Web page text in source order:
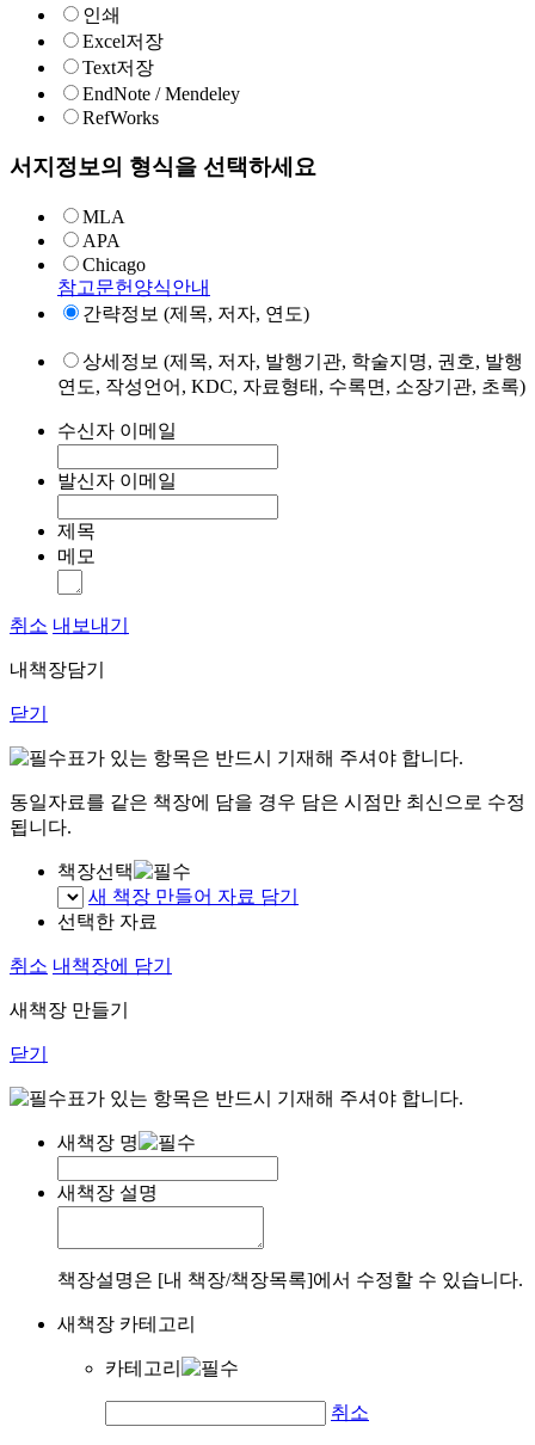
인쇄
Excel저장
Text저장
EndNote / Mendeley
RefWorks
서지정보의 형식을 선택하세요
MLA
APA
Chicago
참고문헌양식안내
간략정보 (제목, 저자, 연도)
상세정보 (제목, 저자, 발행기관, 학술지명, 권호, 발행
연도, 작성언어, KDC, 자료형태, 수록면, 소장기관, 초록)
수신자 이메일
발신자 이메일
제목
메모
취소 내보내기
내책장담기
닫기
표가 있는 항목은 반드시 기재해 주셔야 합니다.
동일자료를 같은 책장에 담을 경우 담은 시점만 최신으로 수정
됩니다.
책장선택
새 책장 만들어 자료 담기
선택한 자료
취소 내책장에 담기
새책장 만들기
닫기
표가 있는 항목은 반드시 기재해 주셔야 합니다.
새책장 명
새책장 설명
책장설명은 [내 책장/책장목록]에서 수정할 수 있습니다.
새책장 카테고리
카테고리
취소